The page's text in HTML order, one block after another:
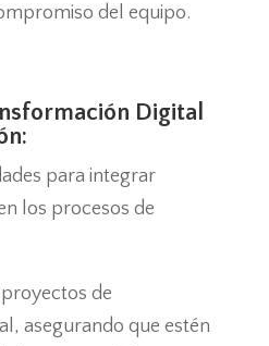
del equipo.
Digital
para integrar
los procesos de
de
asegurando que estén